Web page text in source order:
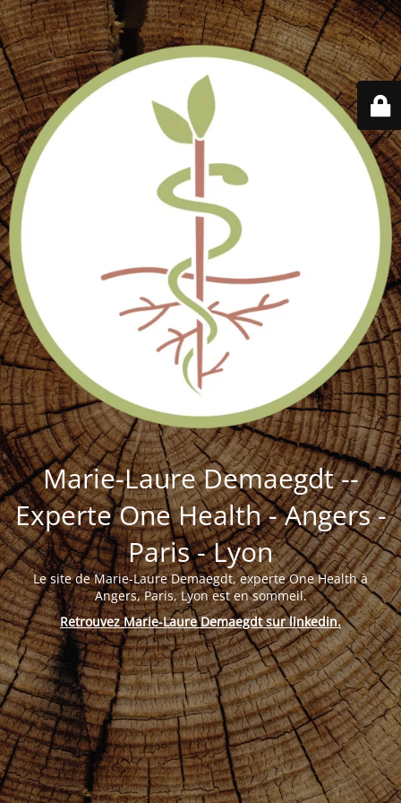
Marie-Laure Demaegdt --
Experte One Health - Angers -
Paris - Lyon
Le site de Marie-Laure Demaegdt, experte One Health à
Angers, Paris, Lyon est en sommeil.
Retrouvez Marie-Laure Demaegdt sur linkedin.